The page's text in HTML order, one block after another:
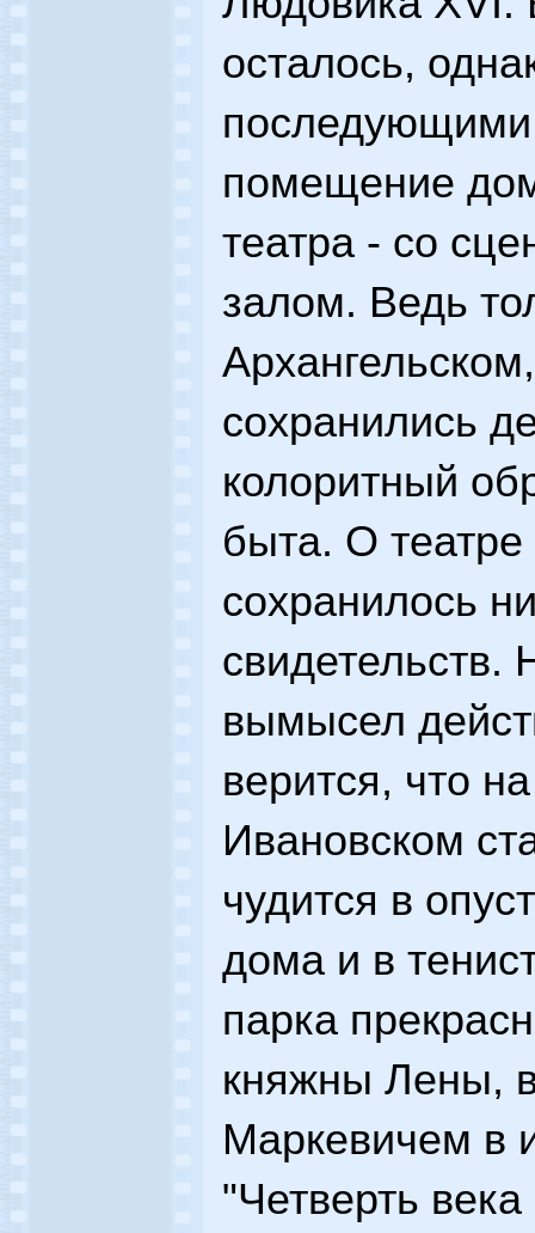
осталось,
помещение
театра - со
залом. Ведь
сохранились
колоритный
быта. О
сохранилось
свидетельств.
вымысел
верится, что
Ивановском
чудится в
дома и в
парка
княжны Лены,
Маркевичем в
"Четверть